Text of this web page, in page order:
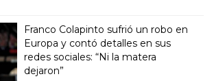
Franco Colapinto sufrió un robo en
Europa y contó detalles en sus
redes sociales: “Ni la matera
dejaron”